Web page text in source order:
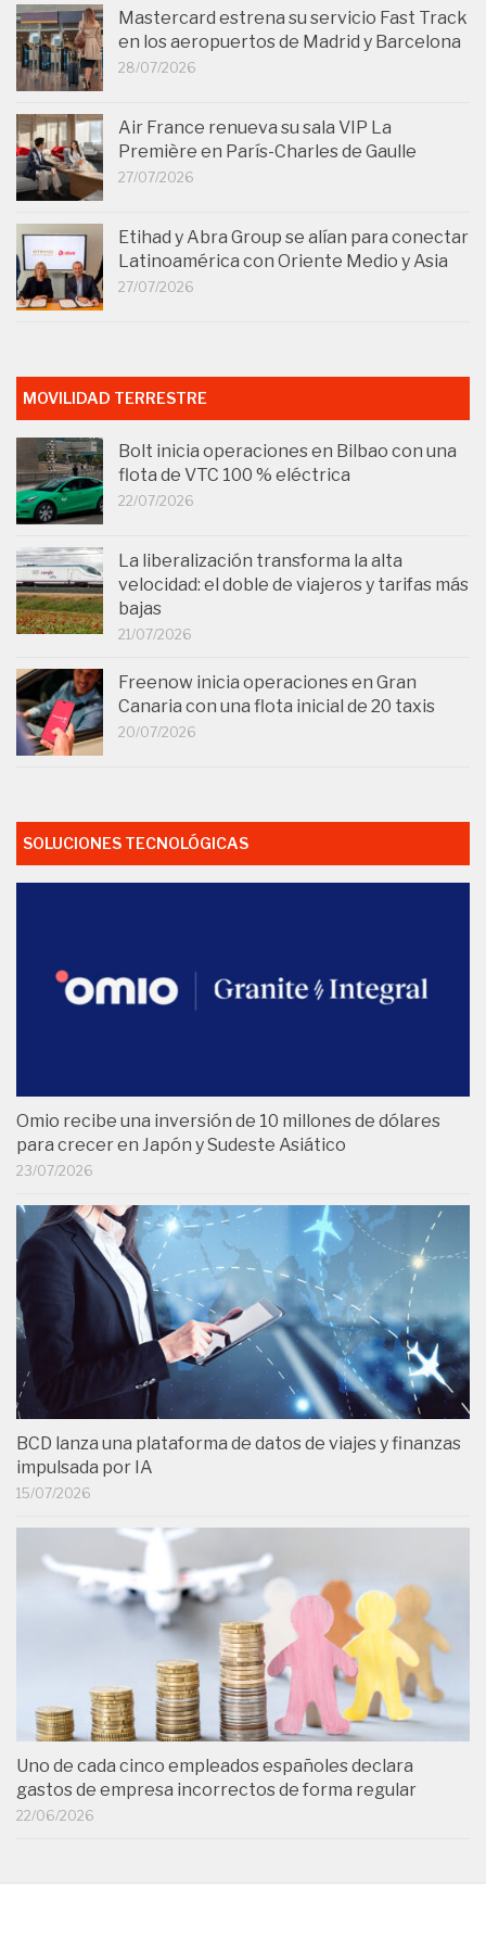
Mastercard estrena su servicio Fast Track
en los aeropuertos de Madrid y Barcelona
28/07/2026
Air France renueva su sala VIP La
Première en París-Charles de Gaulle
27/07/2026
Etihad y Abra Group se alían para conectar
Latinoamérica con Oriente Medio y Asia
27/07/2026
MOVILIDAD TERRESTRE
Bolt inicia operaciones en Bilbao con una
flota de VTC 100 % eléctrica
22/07/2026
La liberalización transforma la alta
velocidad: el doble de viajeros y tarifas más
bajas
21/07/2026
Freenow inicia operaciones en Gran
Canaria con una flota inicial de 20 taxis
20/07/2026
SOLUCIONES TECNOLÓGICAS
Omio recibe una inversión de 10 millones de dólares
para crecer en Japón y Sudeste Asiático
23/07/2026
BCD lanza una plataforma de datos de viajes y finanzas
impulsada por IA
15/07/2026
Uno de cada cinco empleados españoles declara
gastos de empresa incorrectos de forma regular
22/06/2026